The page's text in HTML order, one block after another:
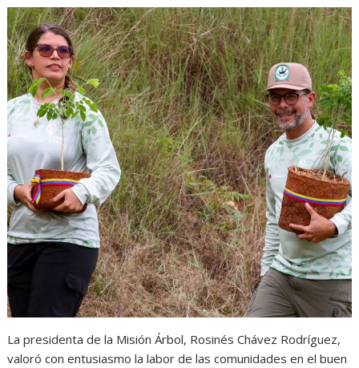
La presidenta de la Misión Árbol, Rosinés Chávez Rodríguez,
valoró con entusiasmo la labor de las comunidades en el buen